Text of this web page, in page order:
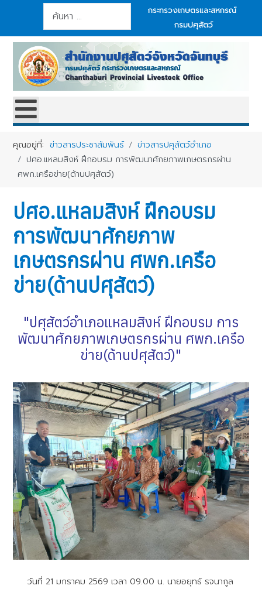
การค้นหา
กระทรวงเกษตรและสหกรณ์
กรมปศุสัตว์
คุณอยู่ที่:ข่าวสารประชาสัมพันธ์
ข่าวสารปศุสัตว์อำเภอ
ปศอ.แหลมสิงห์ ฝึกอบรม การพัฒนาศักยภาพเกษตรกรผ่าน
ศพก.เครือข่าย(ด้านปศุสัตว์)
ปศอ.แหลมสิงห์ ฝึกอบรม
การพัฒนาศักยภาพ
เกษตรกรผ่าน ศพก.เครือ
ข่าย(ด้านปศุสัตว์)
"ปศุสัตว์อำเภอแหลมสิงห์ ฝึกอบรม การ
พัฒนาศักยภาพเกษตรกรผ่าน ศพก.เครือ
ข่าย(ด้านปศุสัตว์)"
วันที่ 21 มกราคม 2569 เวลา 09.00 น. นายอยุทธ์ รจนากูล